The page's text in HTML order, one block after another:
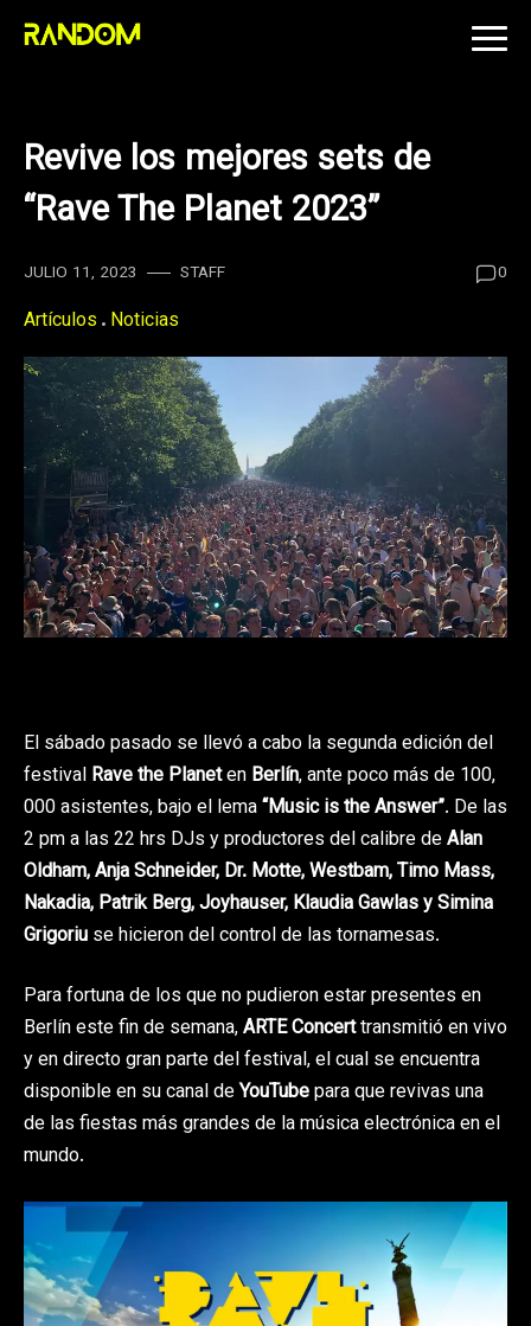
Skip
Revive los mejores sets de
“Rave The Planet 2023”
JULIO 11, 2023 STAFF 0
Artículos Noticias
El sábado pasado se llevó a cabo la segunda edición del
festival Rave the Planeten Berlín, ante poco más de 100,
000 asistentes, bajo el lema“Music is the Answer”. De las
2 pm a las 22 hrs DJs y productores del calibre deAlan
Oldham, Anja Schneider, Dr. Motte, Westbam, Timo Mass,
Nakadia, Patrik Berg, Joyhauser, Klaudia Gawlas y Simina
Grigoriu se hicieron del control de las tornamesas.
Para fortuna de los que no pudieron estar presentes en
Berlín este fin de semana,ARTE Concerttransmitió en vivo
y en directo gran parte del festival, el cual se encuentra
disponible en su canal deYouTubepara que revivas una
de las fiestas más grandes de la música electrónica en el
mundo.